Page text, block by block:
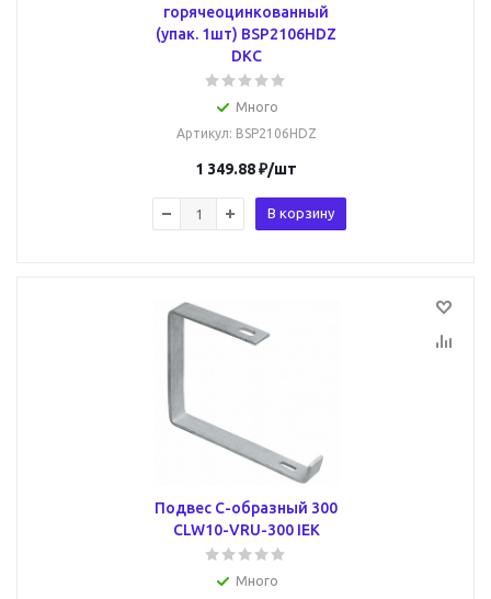
горячеоцинкованный
(упак. 1шт) BSP2106HDZ
DKC
Много
Артикул: BSP2106HDZ
1 349.88₽/шт
В корзину
Подвес С-образный 300
CLW10-VRU-300 IEK
Много